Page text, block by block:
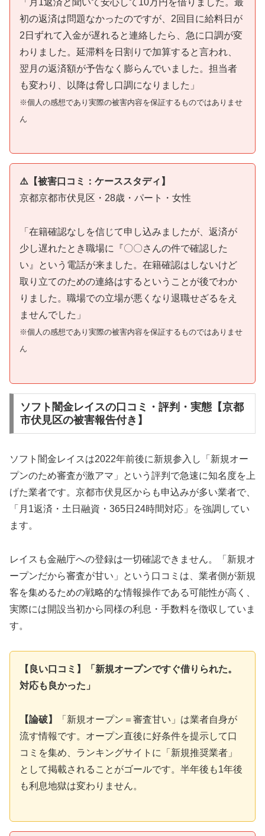
初の返済は問題なかったのですが、2回目に給料日が
2日ずれて入金が遅れると連絡したら、急に口調が変
わりました。延滞料を日割りで加算すると言われ、
翌月の返済額が予告なく膨らんでいました。担当者
も変わり、以降は脅し口調になりました」
※個人の感想であり実際の被害内容を保証するものではありませ
ん
⚠️【被害口コミ：ケーススタディ】
京都京都市伏見区・28歳・パート・女性
「在籍確認なしを信じて申し込みましたが、返済が
少し遅れたとき職場に『〇〇さんの件で確認した
い』という電話が来ました。在籍確認はしないけど
取り立てのための連絡はするということが後でわか
りました。職場での立場が悪くなり退職せざるをえ
ませんでした」
※個人の感想であり実際の被害内容を保証するものではありませ
ん
ソフト闇金レイスの口コミ・評判・実態【京都
市伏見区の被害報告付き】
ソフト闇金レイスは2022年前後に新規参入し「新規オー
プンのため審査が激アマ」という評判で急速に知名度を上
げた業者です。京都市伏見区からも申込みが多い業者で、
「月1返済・土日融資・365日24時間対応」を強調してい
ます。
レイスも金融庁への登録は一切確認できません。「新規オ
ープンだから審査が甘い」という口コミは、業者側が新規
客を集めるための戦略的な情報操作である可能性が高く、
実際には開設当初から同様の利息・手数料を徴収していま
す。
【良い口コミ】「新規オープンですぐ借りられた。
対応も良かった」
【論破】
「新規オープン＝審査甘い」は業者自身が
流す情報です。オープン直後に好条件を提示して口
コミを集め、ランキングサイトに「新規推奨業者」
として掲載されることがゴールです。半年後も1年後
も利息地獄は変わりません。